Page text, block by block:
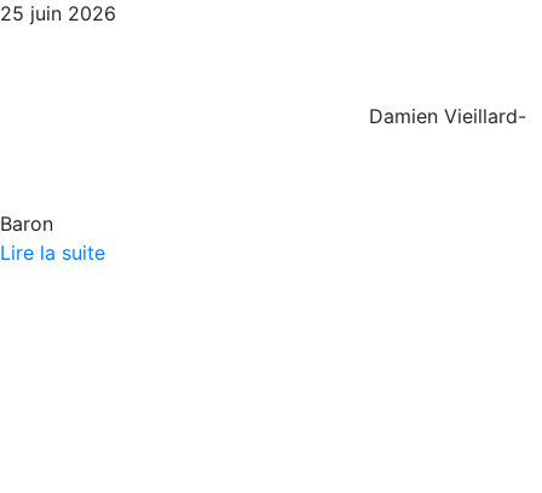
25 juin 2026
Damien Vieillard-
Baron
Lire la suite